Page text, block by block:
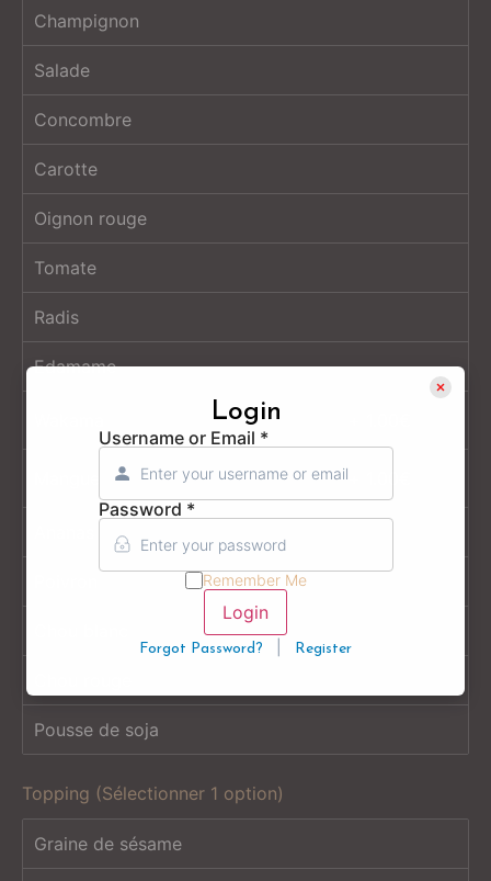
Champignon
Salade
Concombre
Carotte
Oignon rouge
Tomate
Radis
Edamame
Pousse de soja
Topping (Sélectionner 1 option)
Graine de sésame
Login
Username or Email *
Password *
Remember Me
Login
Forgot Password? Register